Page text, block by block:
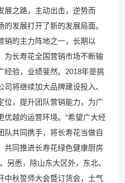
展之路，主动出击，逆势而
的发展打开了新的发展局面。
销的主力阵地之一，长期以
为长寿花全国营销市场不断输
经验，业绩斐然。2018年是挑
将继续加大品牌建设投入、
位，提升团队营销能力，为广
优越的运营环境。“希望广大经
队共同携手，将长寿花当做自
共同推进长寿花绿色健康厨房
另悉，除山东大区外，东北、
中秋誓师大会暨订货会，士气